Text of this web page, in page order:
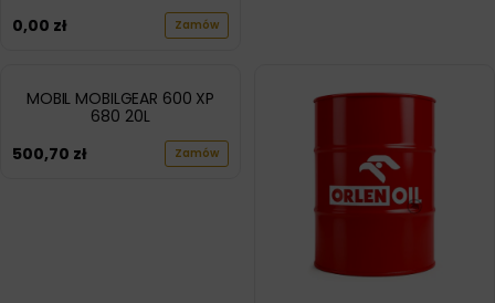
0,00 zł Zamów
MOBIL MOBILGEAR 600 XP
680 20L
500,70 zł Zamów